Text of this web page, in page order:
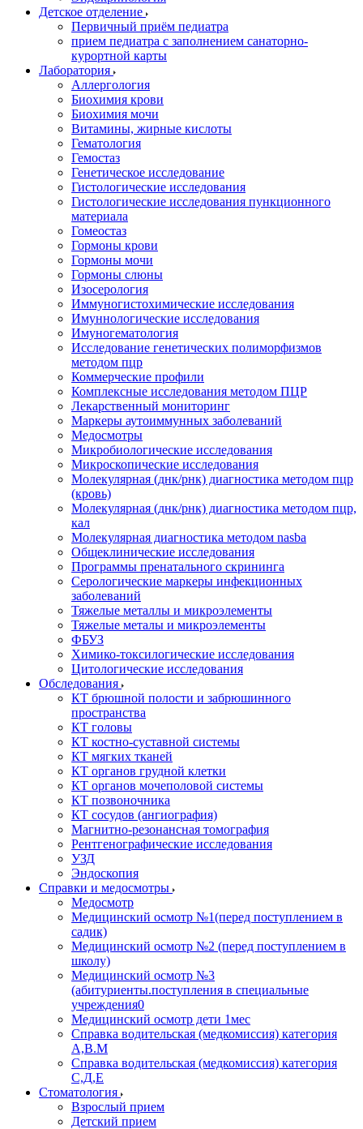
Детское отделение
Первичный приём педиатра
прием педиатра с заполнением санаторно-
курортной карты
Лаборатория
Аллергология
Биохимия крови
Биохимия мочи
Витамины, жирные кислоты
Гематология
Гемостаз
Генетическое исследование
Гистологические исследования
Гистологические исследования пункционного
материала
Гомеостаз
Гормоны крови
Гормоны мочи
Гормоны слюны
Изосерология
Иммуногистохимические исследования
Имуннологические исследования
Имуногематология
Исследование генетических полиморфизмов
методом пцр
Коммерческие профили
Комплексные исследования методом ПЦР
Лекарственный мониторинг
Маркеры аутоиммунных заболеваний
Медосмотры
Микробиологические исследования
Микроскопические исследования
Молекулярная (днк/рнк) диагностика методом пцр
(кровь)
Молекулярная (днк/рнк) диагностика методом пцр,
кал
Молекулярная диагностика методом nasba
Общеклинические исследования
Программы пренатального скрининга
Серологические маркеры инфекционных
заболеваний
Тяжелые металлы и микроэлементы
Тяжелые металы и микроэлементы
ФБУЗ
Химико-токсилогические исследования
Цитологические исследования
Обследования
КТ брюшной полости и забрюшинного
пространства
КТ головы
КТ костно-суставной системы
КТ мягких тканей
КТ органов грудной клетки
КТ органов мочеполовой системы
КТ позвоночника
КТ сосудов (ангиография)
Магнитно-резонансная томография
Рентгенографические исследования
УЗД
Эндоскопия
Справки и медосмотры
Медосмотр
Медицинский осмотр №1(перед поступлением в
садик)
Медицинский осмотр №2 (перед поступлением в
школу)
Медицинский осмотр №3
(абитуриенты.поступления в специальные
учреждения0
Медицинский осмотр дети 1мес
Справка водительская (медкомиссия) категория
А,В.М
Справка водительская (медкомиссия) категория
С,Д,Е
Стоматология
Взрослый прием
Детский прием